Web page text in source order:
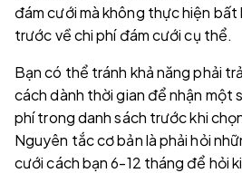
đám cưới mà không thực hiện bất
trước về chi phí đám cưới cụ thể.
Bạn có thể tránh khả năng phải
cách dành thời gian để nhận một
phí trong danh sách trước khi
Nguyên tắc cơ bản là phải hỏi
cưới cách bạn 6-12 tháng để hỏi